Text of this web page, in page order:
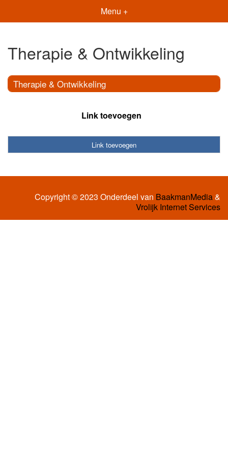
Menu +
Therapie & Ontwikkeling
Therapie & Ontwikkeling
Link toevoegen
Link toevoegen
Copyright © 2023 Onderdeel van BaakmanMedia&
Vrolijk Internet Services